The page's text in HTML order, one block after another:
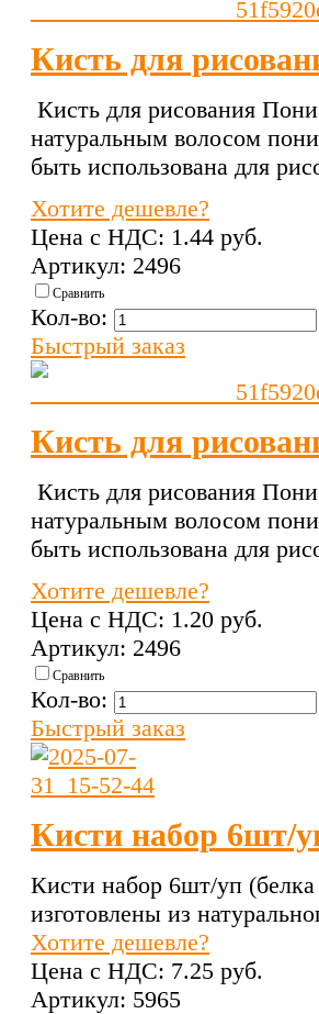
Кисть для
Кисть для рисования
натуральным волосом
быть использована для
Хотите дешевле?
Цена с НДС: 1.44 pуб.
Артикул: 2496
Сравнить
Кол-во:
Быстрый заказ
Кисть для
Кисть для рисования
натуральным волосом
быть использована для
Хотите дешевле?
Цена с НДС: 1.20 pуб.
Артикул: 2496
Сравнить
Кол-во:
Быстрый заказ
Кисти набор 6шт/
Кисти набор 6шт/уп
изготовлены из
Хотите дешевле?
Цена с НДС: 7.25 pуб.
Артикул: 5965